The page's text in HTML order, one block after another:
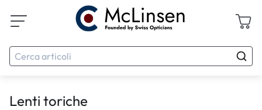
Lenti toriche